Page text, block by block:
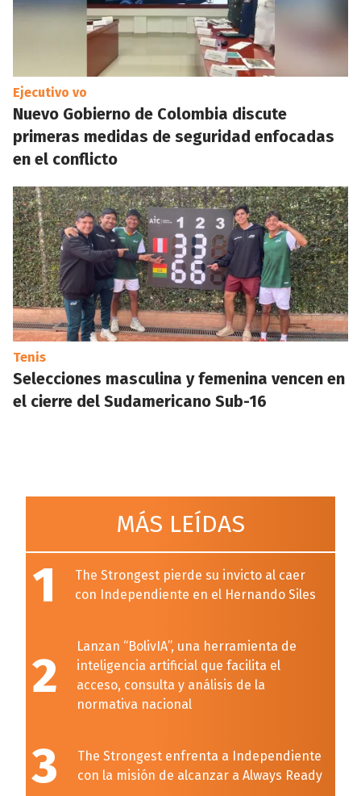
Ejecutivo vo
Nuevo Gobierno de Colombia discute
primeras medidas de seguridad enfocadas
en el conflicto
Tenis
Selecciones masculina y femenina vencen en
el cierre del Sudamericano Sub-16
MÁS LEÍDAS
1
The Strongest pierde su invicto al caer
con Independiente en el Hernando Siles
2
Lanzan “BolivIA”, una herramienta de
inteligencia artificial que facilita el
acceso, consulta y análisis de la
normativa nacional
3
The Strongest enfrenta a Independiente
con la misión de alcanzar a Always Ready